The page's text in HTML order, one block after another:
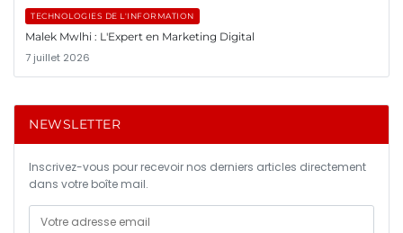
TECHNOLOGIES DE L'INFORMATION
Malek Mwlhi : L'Expert en Marketing Digital
7 juillet 2026
NEWSLETTER
Inscrivez-vous pour recevoir nos derniers articles directement
dans votre boîte mail.